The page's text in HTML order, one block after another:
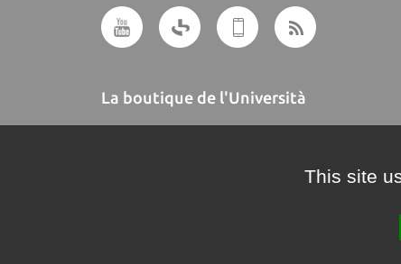
La boutique de l'Università
This site